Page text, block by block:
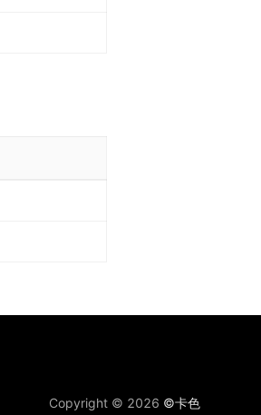
Copyright © 2026 ©卡色